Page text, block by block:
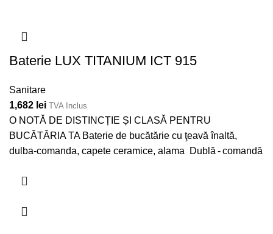
Baterie LUX TITANIUM ICT 915
Sanitare
1,682 lei TVA Inclus
O NOTĂ DE DISTINCȚIE ȘI CLASĂ PENTRU
BUCĂTĂRIA TA Baterie de bucătărie cu ţeavă înaltă,
dulba-comanda, capete ceramice, alama Dublă - comandă